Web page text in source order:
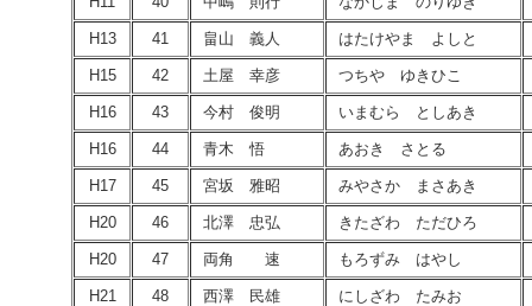
H13 41 畠山 義人 はたけやま よしと
H15 42 土屋 幸彦 つちや ゆきひこ
H16 43 今村 俊明 いまむら としあき
H16 44 青木 悟 あおき さとる
H17 45 宮坂 雅昭 みやさか まさあき
H20 46 北澤 忠弘 きたざわ ただひろ
H20 47 両角 速 もろずみ はやし
H21 48 西澤 民雄 にしざわ たみお